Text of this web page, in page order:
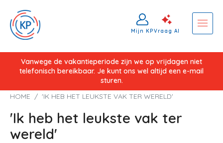
Overslaan
inhoud
Vanwege de vakantieperiode zijn we op vrijdagen niet
telefonisch bereikbaar. Je kunt ons wel altijd een e-mail
sturen.
Mijn KPVraag AI
Kruimelpad
HOME 'IK HEB HET LEUKSTE VAK TER WERELD'
'Ik heb het leukste vak ter
wereld'